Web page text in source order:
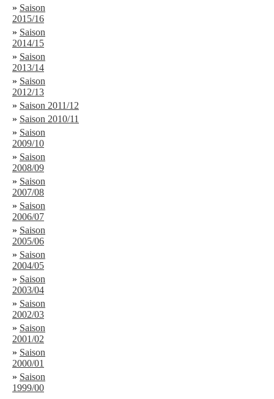
» Saison
2015/16
» Saison
2014/15
» Saison
2013/14
» Saison
2012/13
» Saison 2011/12
» Saison 2010/11
» Saison
2009/10
» Saison
2008/09
» Saison
2007/08
» Saison
2006/07
» Saison
2005/06
» Saison
2004/05
» Saison
2003/04
» Saison
2002/03
» Saison
2001/02
» Saison
2000/01
» Saison
1999/00